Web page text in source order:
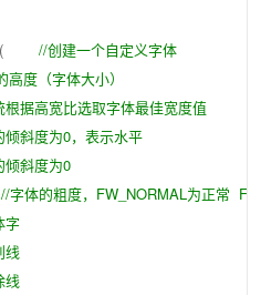
//创建一个自定义字体
高度（字体大小）
根据高宽比选取字体最佳宽度值
倾斜度为0，表示水平
倾斜度为0
//字体的粗度，FW_NORMAL为正常
字
线
线